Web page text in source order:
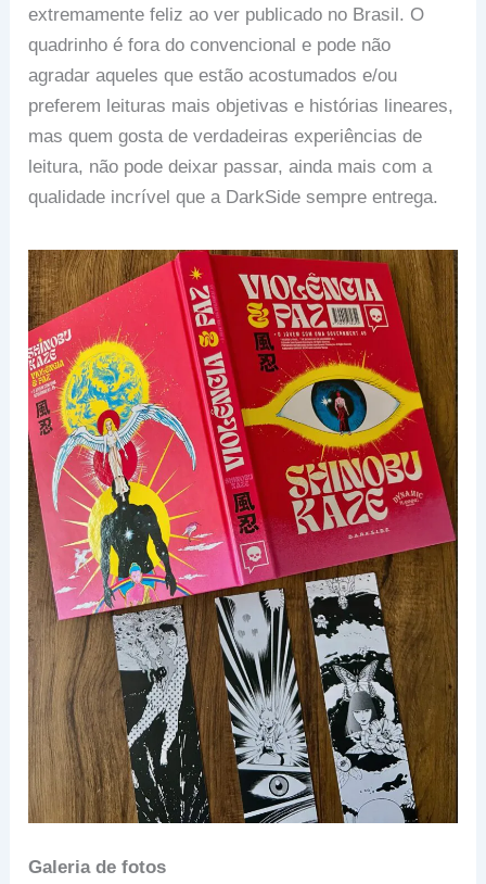
extremamente feliz ao ver publicado no Brasil. O
quadrinho é fora do convencional e pode não
agradar aqueles que estão acostumados e/ou
preferem leituras mais objetivas e histórias lineares,
mas quem gosta de verdadeiras experiências de
leitura, não pode deixar passar, ainda mais com a
qualidade incrível que a DarkSide sempre entrega.
Galeria de fotos